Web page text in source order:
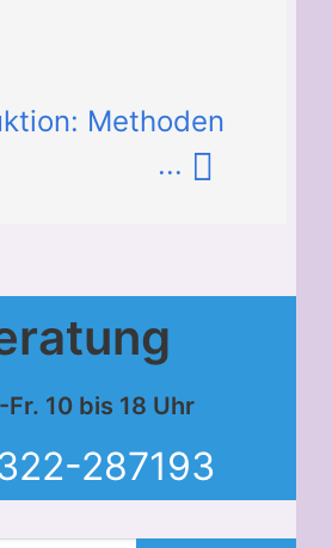
Methoden
...
Fr. 10 bis 18 Uhr
287193